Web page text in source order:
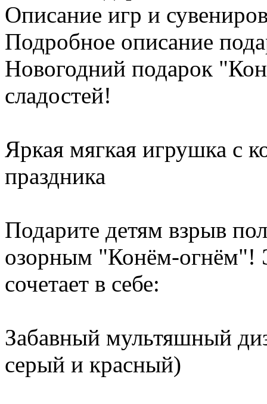
Описание игр и
Подробное описание
Новогодний подарок
сладостей!
Яркая мягкая игрушка с
праздника
Подарите детям взрыв
озорным "Конём-огнём"!
сочетает в себе:
Забавный мультяшный
серый и красный)